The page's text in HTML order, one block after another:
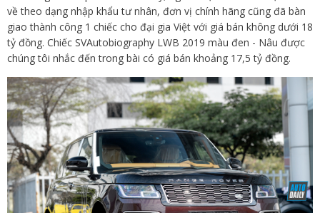
về theo dạng nhập khẩu tư nhân, đơn vị chính hãng cũng đã bàn
giao thành công 1 chiếc cho đại gia Việt với giá bán không dưới 18
tỷ đồng. Chiếc SVAutobiography LWB 2019 màu đen - Nâu được
chúng tôi nhắc đến trong bài có giá bán khoảng 17,5 tỷ đồng.